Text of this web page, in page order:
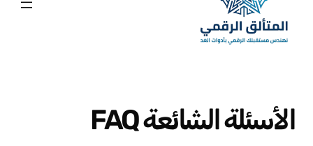
الأسئلة الشائعة FAQ